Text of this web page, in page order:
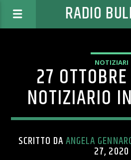
RADIO
NOTIZIARI
27
NOTIZIARIO
SCRITTO DAANGELA
27, 2020